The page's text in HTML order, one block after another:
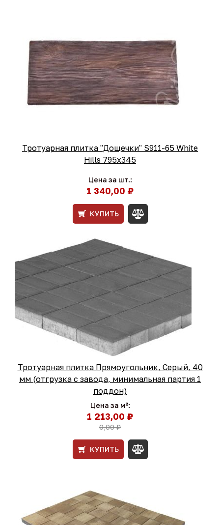
Тротуарная плитка "Дощечки" S911-65 White
Hills 795х345
Цена за шт.:
1 340,00 ₽
КУПИТЬ
Тротуарная плитка Прямоугольник, Серый, 40
мм (отгрузка с завода, минимальная партия 1
поддон)
Цена за м²:
1 213,00 ₽
0,00 ₽
КУПИТЬ